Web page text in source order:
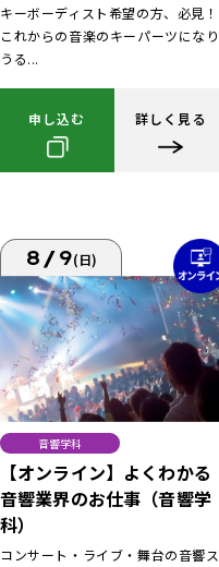
キーボーディスト希望の方、必見！
これからの音楽のキーパーツになり
うる...
申し込む 詳しく見る
8/9(日)
音響学科
【オンライン】よくわかる
音響業界のお仕事（音響学
科）
コンサート・ライブ・舞台の音響ス